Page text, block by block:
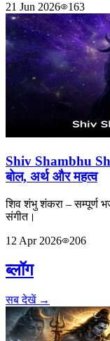
21 Jun 2026
163
Shiv Shambhu
बोल, अर्थ और महत्व
शिव शंभु शंकरा – सम्पूर्ण
संगीत।
12 Apr 2026
206
ब्लॉग
सब देखें →